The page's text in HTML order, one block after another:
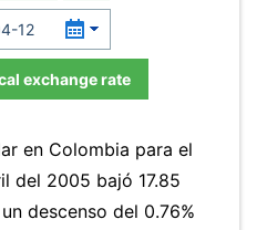
exchange rate
en Colombia para el
del 2005 bajó 17.85
descenso del 0.76%